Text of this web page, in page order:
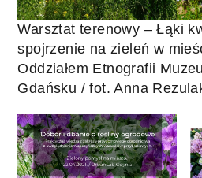
Warsztat terenowy – Łąki
spojrzenie na zieleń w
Oddziałem Etnografii
Gdańsku / fot. Anna